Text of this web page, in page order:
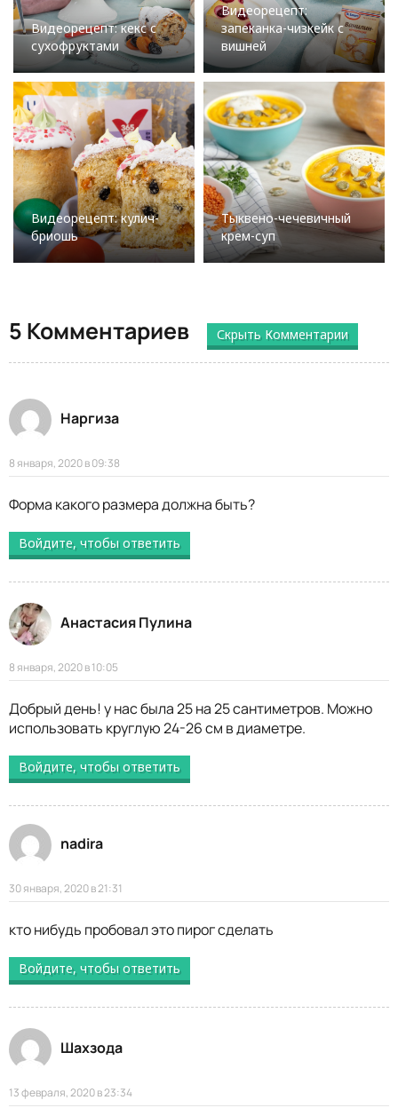
Видеорецепт: кекс с
сухофруктами
Видеорецепт:
запеканка-чизкейк с
вишней
Видеорецепт: кулич-
бриошь
Тыквено-чечевичный
крем-суп
5 Комментариев Скрыть Комментарии
Наргиза
8 января, 2020 в 09:38
Форма какого размера должна быть?
Войдите, чтобы ответить
Анастасия Пулина
8 января, 2020 в 10:05
Добрый день! у нас была 25 на 25 сантиметров. Можно
использовать круглую 24-26 см в диаметре.
Войдите, чтобы ответить
nadira
30 января, 2020 в 21:31
кто нибудь пробовал это пирог сделать
Войдите, чтобы ответить
Шахзода
13 февраля, 2020 в 23:34